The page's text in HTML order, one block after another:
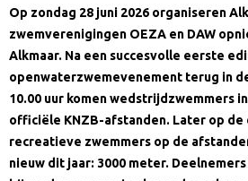
Op zondag 28 juni 2026 organiseren
zwemverenigingen OEZA en DAW
Alkmaar. Na een succesvolle eerste
openwaterzwemevenement terug in
10.00 uur komen wedstrijdzwemmers
officiële KNZB-afstanden. Later op de
recreatieve zwemmers op de
nieuw dit jaar: 3000 meter.